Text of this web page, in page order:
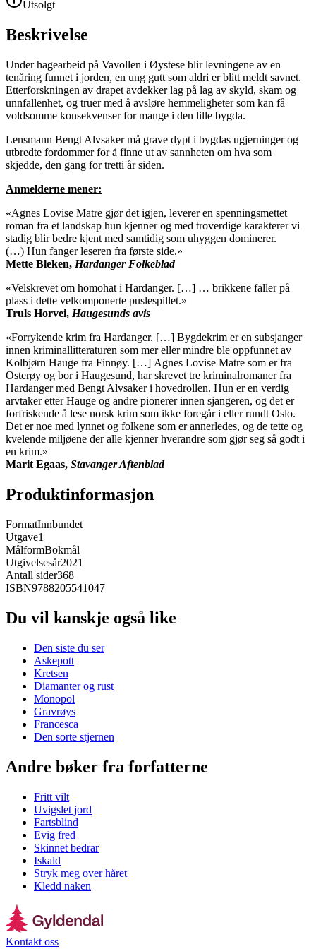
Utsolgt
Beskrivelse
Under hagearbeid på Vavollen i Øystese blir levningene av en
tenåring funnet i jorden, en ung gutt som aldri er blitt meldt savnet.
Etterforskningen av drapet avdekker lag på lag av skyld, skam og
unnfallenhet, og truer med å avsløre hemmeligheter som kan få
voldsomme konsekvenser for mange i den lille bygda.
Lensmann Bengt Alvsaker må grave dypt i bygdas ugjerninger og
utbredte fordommer for å finne ut av sannheten om hva som
skjedde, den gang for tretti år siden.
Anmelderne mener:
«Agnes Lovise Matre gjør det igjen, leverer en spenningsmettet
roman fra et landskap hun kjenner og med troverdige karakterer vi
stadig blir bedre kjent med samtidig som uhyggen dominerer.
(…) Hun fanger leseren fra første side.»
Mette Bleken, Hardanger Folkeblad
«Velskrevet om homohat i Hardanger. […] … brikkene faller på
plass i dette velkomponerte puslespillet.»
Truls Horvei, Haugesunds avis
«Forrykende krim fra Hardanger. […] Bygdekrim er en subsjanger
innen kriminallitteraturen som mer eller mindre ble oppfunnet av
Kolbjørn Hauge fra Finnøy. […] Agnes Lovise Matre som er fra
Osterøy og bor i Haugesund, har skrevet tre kriminalromaner fra
Hardanger med Bengt Alvsaker i hovedrollen. Hun er en verdig
arvtaker etter Hauge og andre pionerer innen sjangeren, og det er
forfriskende å lese norsk krim som ikke foregår i eller rundt Oslo.
Det er noe med lynnet og folkene som er annerledes, og de tette og
kvelende miljøene der alle kjenner hverandre som gjør seg så godt i
en krim.»
Marit Egaas, Stavanger Aftenblad
Produktinformasjon
FormatInnbundet
Utgave1
MålformBokmål
Utgivelsesår2021
Antall sider368
ISBN9788205541047
Du vil kanskje også like
Den siste du ser
Askepott
Kretsen
Diamanter og rust
Monopol
Gravrøys
Francesca
Den sorte stjernen
Andre bøker fra forfatterne
Fritt vilt
Uvigslet jord
Fartsblind
Evig fred
Skinnet bedrar
Iskald
Stryk meg over håret
Kledd naken
Kontakt oss